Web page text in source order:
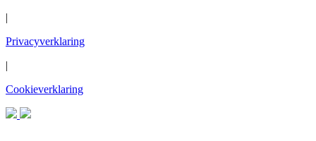
|
Privacyverklaring
|
Cookieverklaring